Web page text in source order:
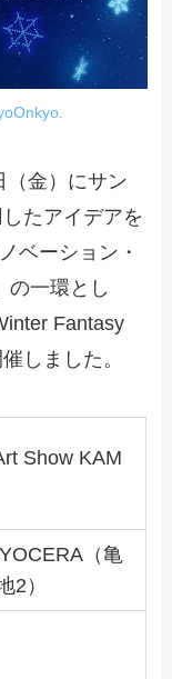
（金）にサン
たアイデアを
ベーション・
の一環とし
Fantasy
しました。
Show KAM
（亀
2）